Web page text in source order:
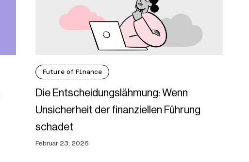
Future of Finance
Die Entscheidungslähmung: Wenn
Unsicherheit der finanziellen Führung
schadet
Februar 23, 2026